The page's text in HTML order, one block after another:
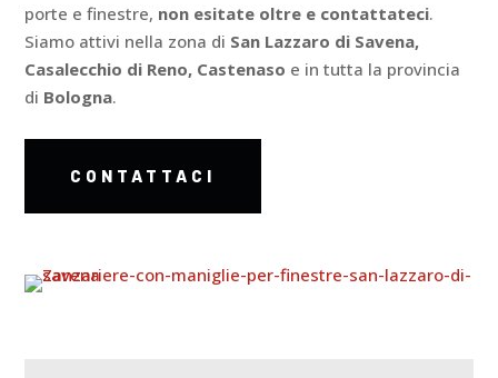
porte e finestre, non esitate oltre e contattateci.
Siamo attivi nella zona di San Lazzaro di Savena,
Casalecchio di Reno, Castenaso e in tutta la provincia
di Bologna.
CONTATTACI